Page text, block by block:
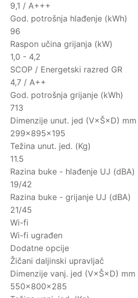
9,1 / A+++
God. potrošnja hlađenje (kWh)
96
Raspon učina grijanja (kW)
1,0 - 4,2
SCOP / Energetski razred GR
4,7 / A++
God. potrošnja grijanje (kWh)
713
Dimenzije unut. jed (V×Š×D) mm
299×895×195
Težina unut. jed. (Kg)
11.5
Razina buke - hlađenje UJ (dBA)
19/42
Razina buke - grijanje UJ (dBA)
21/45
Wi-fi
Wi-fi ugrađen
Dodatne opcije
Žičani daljinski upravljač
Dimenzije vanj. jed (V×Š×D) mm
550×800×285